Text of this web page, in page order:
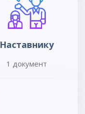
Наставнику
1 документ